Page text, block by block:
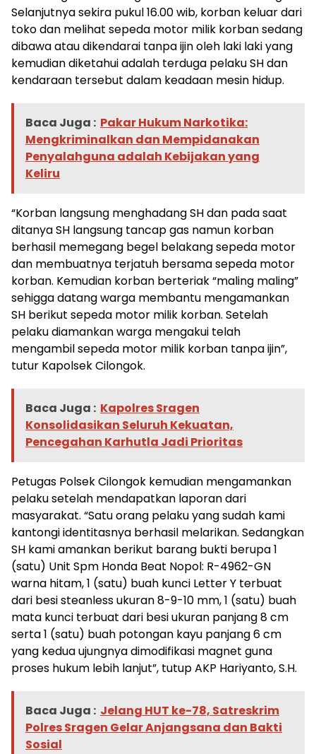
Selanjutnya sekira pukul 16.00 wib, korban keluar dari
toko dan melihat sepeda motor milik korban sedang
dibawa atau dikendarai tanpa ijin oleh laki laki yang
kemudian diketahui adalah terduga pelaku SH dan
kendaraan tersebut dalam keadaan mesin hidup.
Baca Juga : Pakar Hukum Narkotika:
Mengkriminalkan dan Mempidanakan
Penyalahguna adalah Kebijakan yang
Keliru
“Korban langsung menghadang SH dan pada saat
ditanya SH langsung tancap gas namun korban
berhasil memegang begel belakang sepeda motor
dan membuatnya terjatuh bersama sepeda motor
korban. Kemudian korban berteriak “maling maling”
sehigga datang warga membantu mengamankan
SH berikut sepeda motor milik korban. Setelah
pelaku diamankan warga mengakui telah
mengambil sepeda motor milik korban tanpa ijin”,
tutur Kapolsek Cilongok.
Baca Juga : Kapolres Sragen
Konsolidasikan Seluruh Kekuatan,
Pencegahan Karhutla Jadi Prioritas
Petugas Polsek Cilongok kemudian mengamankan
pelaku setelah mendapatkan laporan dari
masyarakat. “Satu orang pelaku yang sudah kami
kantongi identitasnya berhasil melarikan. Sedangkan
SH kami amankan berikut barang bukti berupa 1
(satu) Unit Spm Honda Beat Nopol: R-4962-GN
warna hitam, 1 (satu) buah kunci Letter Y terbuat
dari besi steanless ukuran 8-9-10 mm, 1 (satu) buah
mata kunci terbuat dari besi ukuran panjang 8 cm
serta 1 (satu) buah potongan kayu panjang 6 cm
yang kedua ujungnya dimodifikasi magnet guna
proses hukum lebih lanjut”, tutup AKP Hariyanto, S.H.
Baca Juga : Jelang HUT ke-78, Satreskrim
Polres Sragen Gelar Anjangsana dan Bakti
Sosial